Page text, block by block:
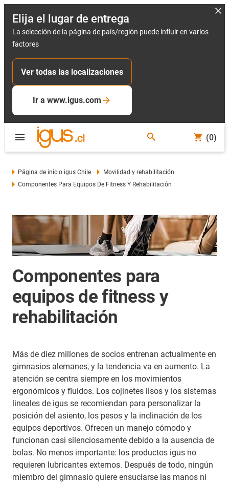
Elija el lugar de entrega
La selección de la página de país/región puede influir en varios
factores
Ver todas las localizaciones
Ir a www.igus.com
(0)
Página de inicio igus Chile
Movilidad y rehabilitación
Componentes Para Equipos De Fitness Y Rehabilitación
Componentes para
equipos de fitness y
rehabilitación
Más de diez millones de socios entrenan actualmente en
gimnasios alemanes, y la tendencia va en aumento. La
atención se centra siempre en los movimientos
ergonómicos y fluidos. Los cojinetes lisos y los sistemas
lineales de igus se recomiendan para personalizar la
posición del asiento, los pesos y la inclinación de los
equipos deportivos. Ofrecen un manejo cómodo y
funcionan casi silenciosamente debido a la ausencia de
bolas. No menos importante: los productos igus no
requieren lubricantes externos. Después de todo, ningún
miembro del gimnasio quiere ensuciarse las manos ni